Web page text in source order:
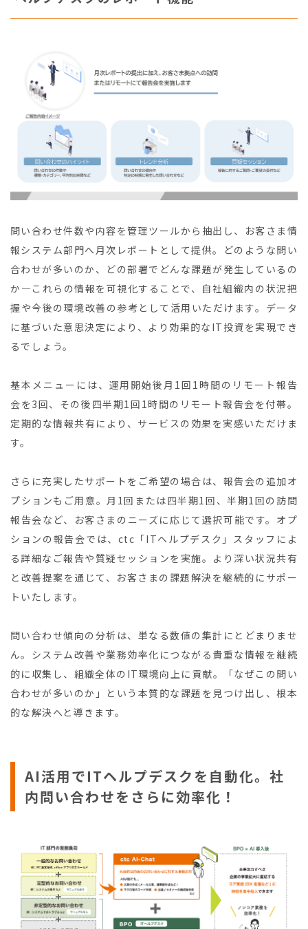
問い合わせ件数や内容を管理ツールから抽出し、お客さま情
報システム部門へ月次レポートとして提供。どのような問い
合わせが多いのか、どの部署でどんな課題が発生しているの
か―これらの情報を可視化することで、自社組織内の状況把
握や今後の環境改善の参考として活用いただけます。データ
に基づいた意思決定により、より効果的なIT投資を実現でき
るでしょう。
基本メニューには、運用開始後月1回1時間のリモート報告
会を3回、その後四半期1回1時間のリモート報告会を付帯。
定期的な情報共有により、サービスの効果を実感いただけま
す。
さらに充実したサポートをご希望の場合は、報告会の追加オ
プションもご用意。月1回または四半期1回、半期1回の訪問
報告会など、お客さまのニーズに応じて選択可能です。オプ
ションの報告会では、ctc「ITヘルプデスク」スタッフによ
る詳細なご報告や質疑セッションを実施。より深い状況共有
と改善提案を通じて、お客さまの課題解決を継続的にサポー
トいたします。
問い合わせ傾向の分析は、単なる数値の集計にとどまりませ
ん。システム改善や業務効率化につながる貴重な情報を継続
的に収集し、組織全体のIT環境向上に貢献。「なぜこの問い
合わせが多いのか」という本質的な課題を見つけ出し、根本
的な解決へと導きます。
AI活用でITヘルプデスクを自動化。社
内問い合わせをさらに効率化！